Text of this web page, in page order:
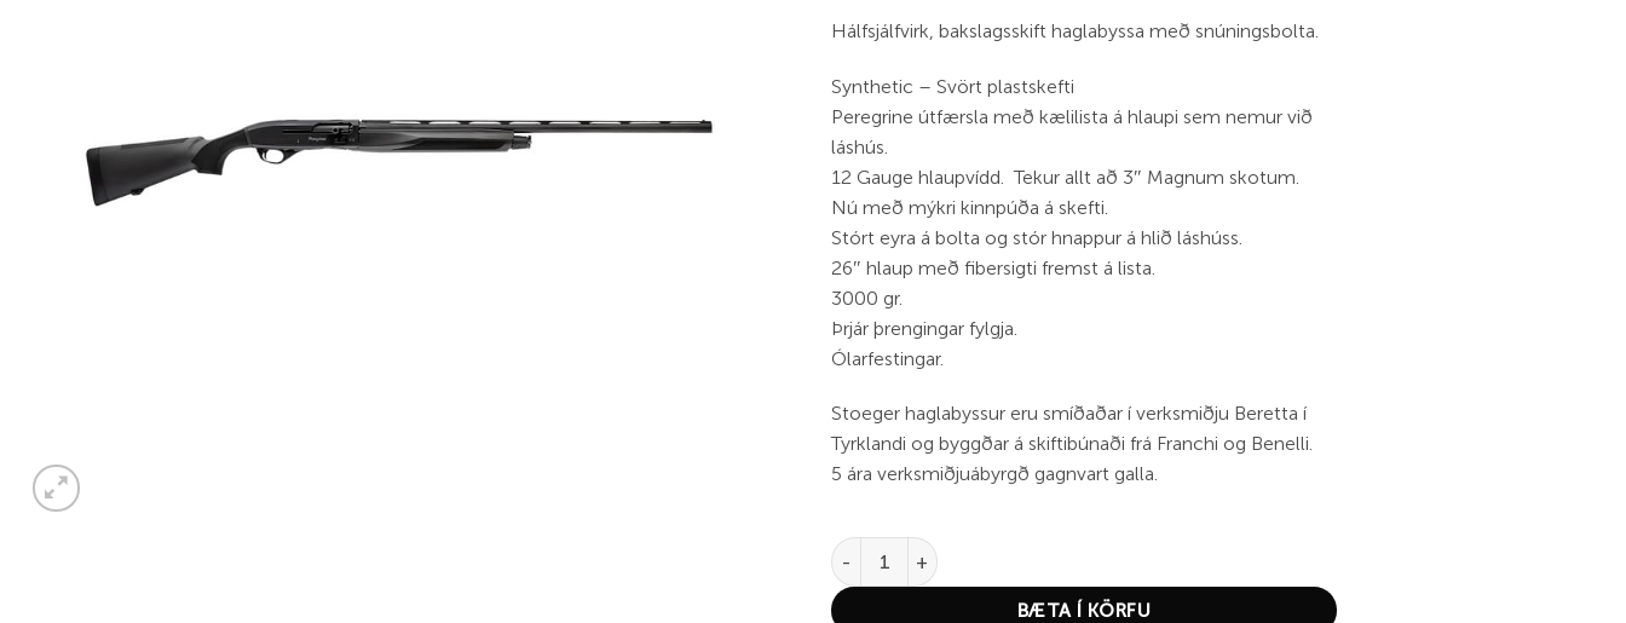
Hálfsjálfvirk, bakslagsskift haglabyssa með snúningsbolta.
Synthetic – Svört plastskefti
Peregrine útfærsla með kælilista á hlaupi sem nemur við
láshús.
12 Gauge hlaupvídd. Tekur allt að 3″ Magnum skotum.
Nú með mýkri kinnpúða á skefti.
Stórt eyra á bolta og stór hnappur á hlið láshúss.
26″ hlaup með fibersigti fremst á lista.
3000 gr.
Þrjár þrengingar fylgja.
Ólarfestingar.
Stoeger haglabyssur eru smíðaðar í verksmiðju Beretta í
Tyrklandi og byggðar á skiftibúnaði frá Franchi og Benelli.
5 ára verksmiðjuábyrgð gagnvart galla.
Stoeger M3000 V2 Peregrine Light Synthetic quantity
BÆTA Í KÖRFU